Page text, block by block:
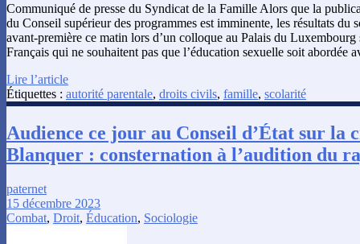
Communiqué de presse du Syndicat de la Famille Alors que la
du Conseil supérieur des programmes est imminente, les résultats du
avant-première ce matin lors d’un colloque au Palais du
Français qui ne souhaitent pas que l’éducation sexuelle soit abordée
Lire l’article
Étiquettes : autorité parentale, droits civils, famille, scolarité
Audience ce jour au Conseil d’État sur la
Blanquer : consternation à l’audition du
paternet
15 décembre 2023
Combat, Droit, Éducation, Sociologie